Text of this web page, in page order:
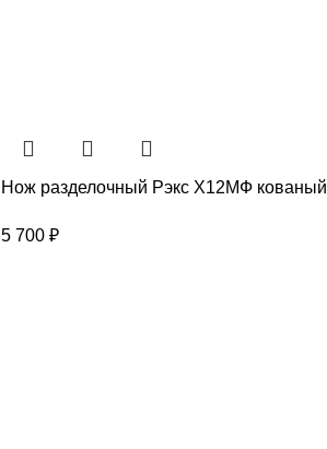
Нож разделочный Рэкс Х12МФ кованый
5 700 ₽